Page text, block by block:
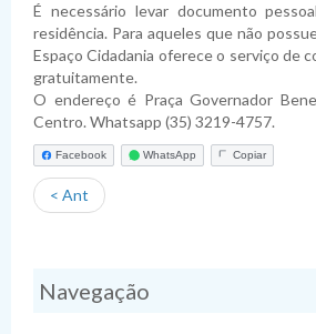
É necessário levar documento
residência. Para aqueles que não
Espaço Cidadania oferece o serviço de
gratuitamente.
O endereço é Praça Governador
Centro. Whatsapp (35) 3219-4757.
Facebook WhatsApp Copiar
< Ant
Navegação